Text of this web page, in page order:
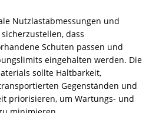
Nutzlastabmessungen und
dass
Schuten passen und
eingehalten werden. Die
sollte Haltbarkeit,
Gegenständen und
priorisieren, um Wartungs- und